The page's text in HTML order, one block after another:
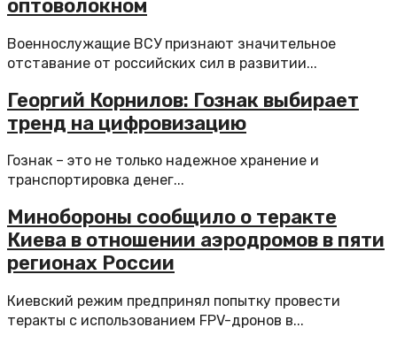
оптоволокном
Военнослужащие ВСУ признают значительное
отставание от российских сил в развитии...
Георгий Корнилов: Гознак выбирает
тренд на цифровизацию
Гознак – это не только надежное хранение и
транспортировка денег...
Минобороны сообщило о теракте
Киева в отношении аэродромов в пяти
регионах России
Киевский режим предпринял попытку провести
теракты с использованием FPV-дронов в...